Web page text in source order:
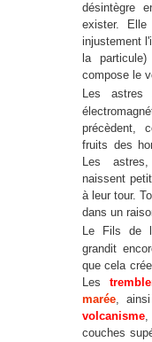
désintègre
exister.
injustement
la
compose le
Les
précèdent,
fruits des
Les
naissent
à leur tour.
dans un
Le Fils de
grandit
que cela
Les
marée,
volcanisme,
couches